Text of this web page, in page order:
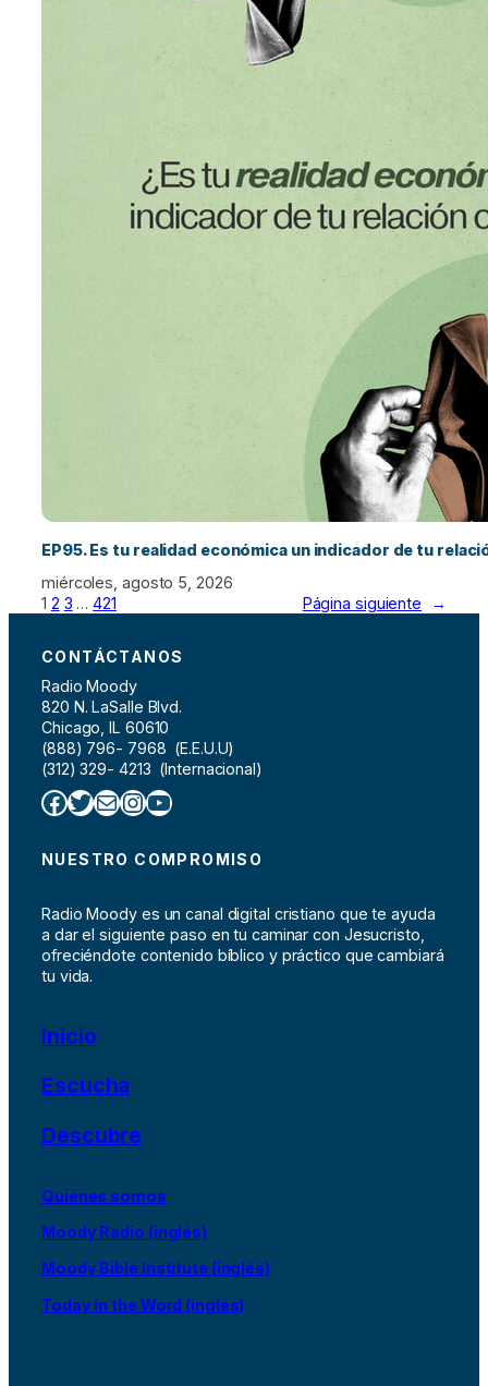
EP95. Es tu realidad económica un indicador de tu
miércoles, agosto 5, 2026
1 2 3 … 421 Página siguiente →
CONTÁCTANOS
Radio Moody
820 N. LaSalle Blvd.
Chicago, IL 60610
(888) 796- 7968 (E.E.U.U)
(312) 329- 4213 (Internacional)
Facebook Twitter Correo electrónico InstagramYouTube
NUESTRO COMPROMISO
Radio Moody es un canal digital cristiano que te ayuda
a dar el siguiente paso en tu caminar con Jesucristo,
ofreciéndote contenido bíblico y práctico que cambiará
tu vida.
Inicio
Escucha
Descubre
Quiénes somos
Moody Radio (inglés)
Moody Bible Institute (inglés)
Today in the Word (inglés)